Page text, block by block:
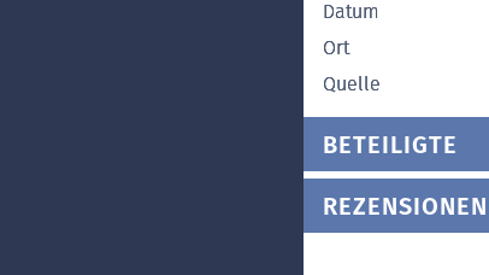
Datum
Ort
Quelle
BETEILIGTE
REZENSIONEN